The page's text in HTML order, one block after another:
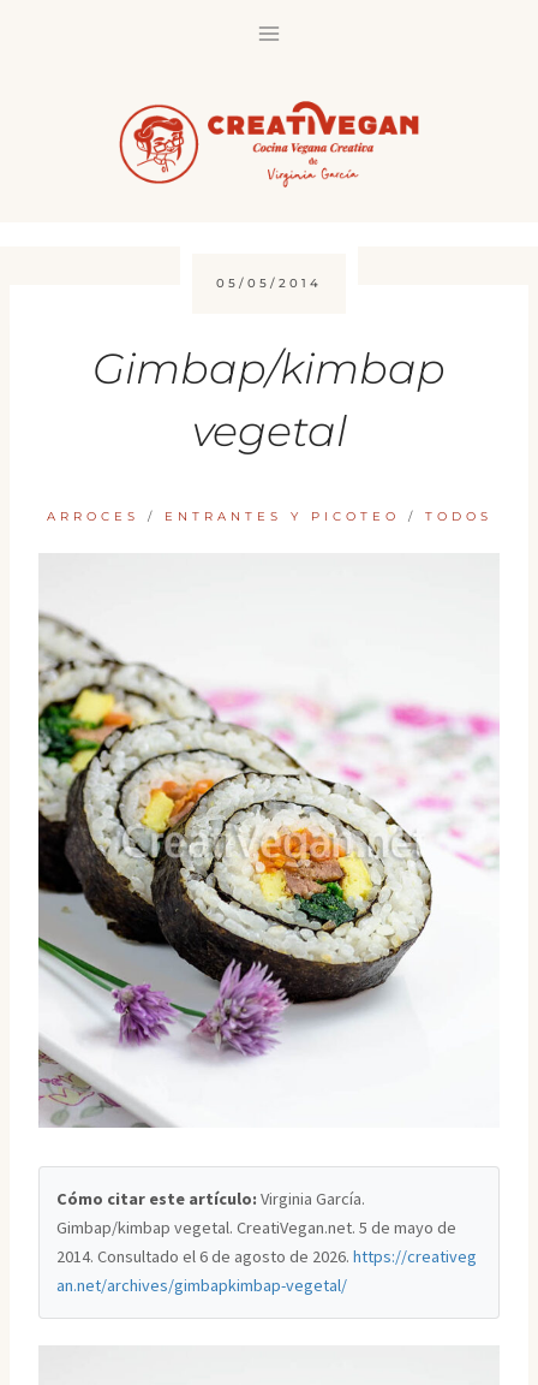
05/05/2014
Gimbap/kimbap
vegetal
ARROCES / ENTRANTES Y PICOTEO / TODOS
Cómo citar este artículo: Virginia García.
Gimbap/kimbap vegetal. CreatiVegan.net. 5 de mayo de
2014. Consultado el6 de agosto de 2026.https://creativeg
an.net/archives/gimbapkimbap-vegetal/